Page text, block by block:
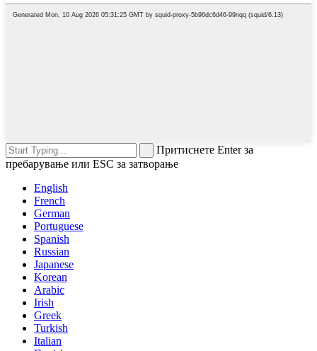
Притиснете Enter за
пребарување или ESC за затворање
English
French
German
Portuguese
Spanish
Russian
Japanese
Korean
Arabic
Irish
Greek
Turkish
Italian